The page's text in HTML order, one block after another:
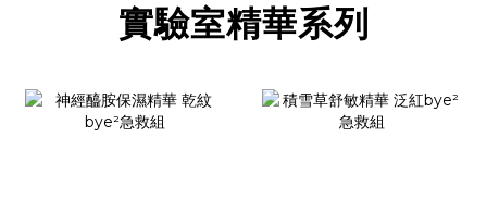
實驗室精華系列